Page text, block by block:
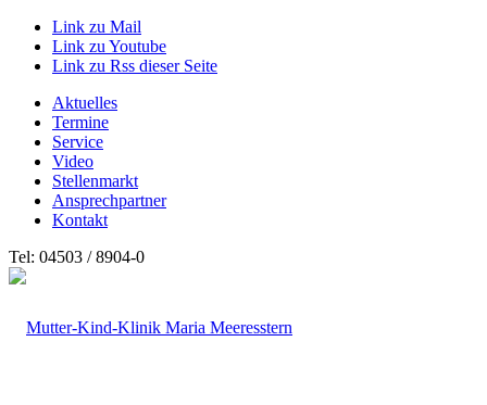
Link zu Mail
Link zu Youtube
Link zu Rss dieser Seite
Aktuelles
Termine
Service
Video
Stellenmarkt
Ansprechpartner
Kontakt
Tel: 04503 / 8904-0